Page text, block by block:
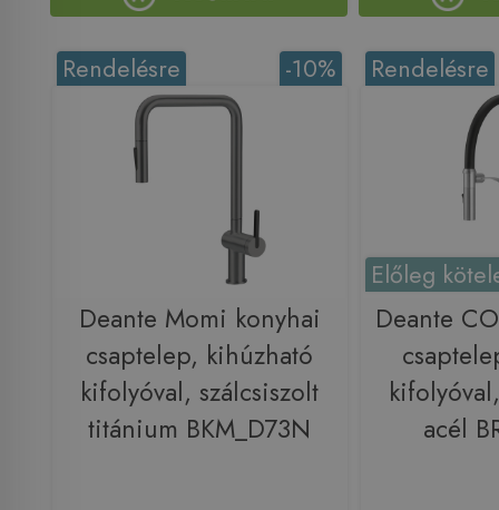
-10%
Rendelésre
Deante Momi konyhai
csaptelep, kihúzható
kifolyóval, szálcsiszolt
titánium BKM_D73N
Rendelésre
Előleg
Deante
acél